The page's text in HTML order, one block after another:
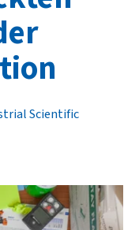
Scientific